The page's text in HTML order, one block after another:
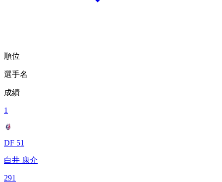
順位
選手名
成績
1
DF 51
白井 康介
291